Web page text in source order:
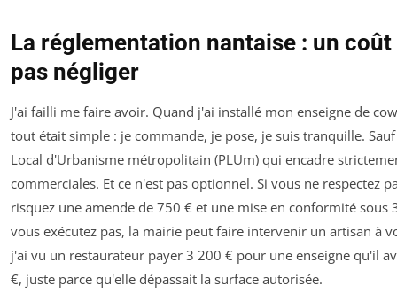
La réglementation nantaise : un coût
pas négliger
J'ai failli me faire avoir. Quand j'ai installé mon enseigne de
tout était simple : je commande, je pose, je suis tranquille.
Local d'Urbanisme métropolitain (PLUm) qui encadre
commerciales. Et ce n'est pas optionnel. Si vous ne respectez
risquez une amende de 750 € et une mise en conformité sous
vous exécutez pas, la mairie peut faire intervenir un artisan à
j'ai vu un restaurateur payer 3 200 € pour une enseigne qu'il
€, juste parce qu'elle dépassait la surface autorisée.